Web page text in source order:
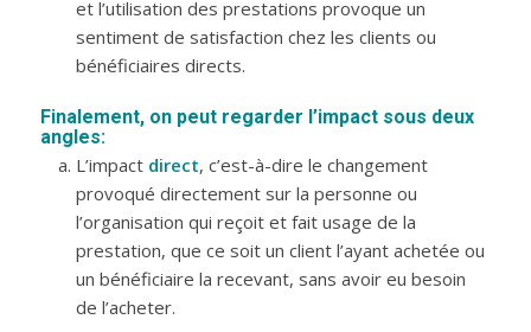
et l’utilisation des prestations provoque un
sentiment de satisfaction chez les clients ou
bénéficiaires directs.
Finalement, on peut regarder l’impact sous deux
angles:
L’impact direct, c’est-à-dire le changement
provoqué directement sur la personne ou
l’organisation qui reçoit et fait usage de la
prestation, que ce soit un client l’ayant achetée ou
un bénéficiaire la recevant, sans avoir eu besoin
de l’acheter.